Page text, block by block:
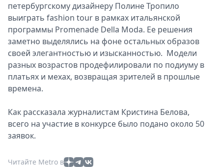
петербургскому дизайнеру Полине Тропило
выиграть fashion tour в рамках итальянской
программы Promenade Della Modа. Ее решения
заметно выделялись на фоне остальных образов
своей элегантностью и изысканностью. Модели
разных возрастов продефилировали по подиуму в
платьях и мехах, возвращая зрителей в прошлые
времена.
Как рассказала журналистам Кристина Белова,
всего на участие в конкурсе было подано около 50
заявок.
Читайте Metro в